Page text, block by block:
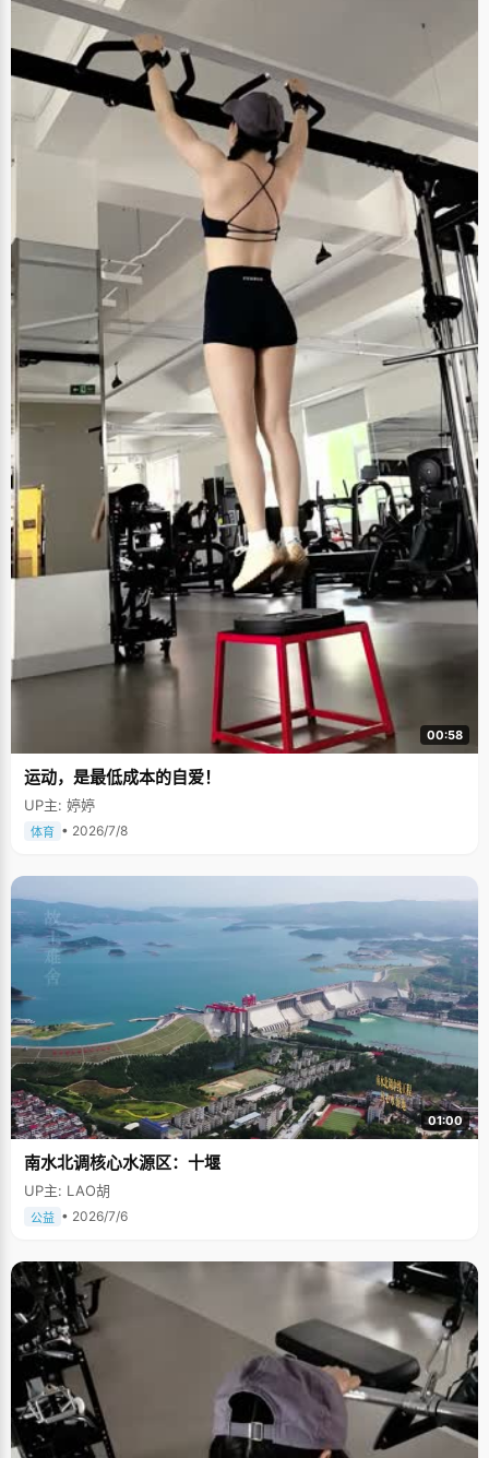
00:58
运动，是最低成本的自爱！
UP主: 婷婷
体育 • 2026/7/8
01:00
南水北调核心水源区：十堰
UP主: LAO胡
公益 • 2026/7/6